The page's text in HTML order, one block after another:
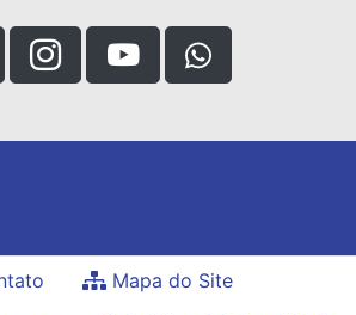
Mapa do Site